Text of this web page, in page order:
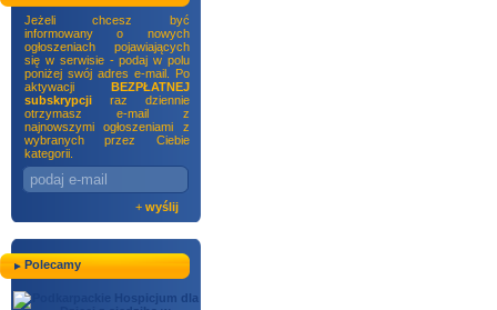
Jeżeli chcesz być
informowany o nowych
ogłoszeniach pojawiających
się w serwisie - podaj w polu
poniżej swój adres e-mail. Po
aktywacji BEZPŁATNEJ
subskrypcji raz dziennie
otrzymasz e-mail z
najnowszymi ogłoszeniami z
wybranych przez Ciebie
kategorii.
+ wyślij
Polecamy